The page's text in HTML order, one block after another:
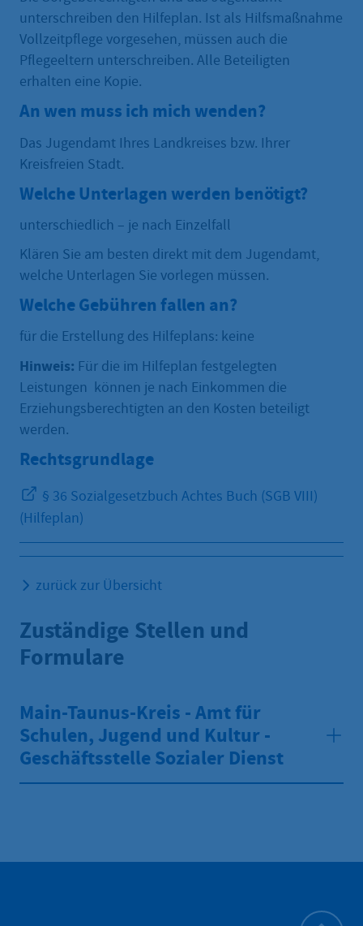
unterschreiben den Hilfeplan. Ist als Hilfsmaßnahme
Vollzeitpflege vorgesehen, müssen auch die
Pflegeeltern unterschreiben. Alle Beteiligten
erhalten eine Kopie.
An wen muss ich mich wenden?
Das Jugendamt Ihres Landkreises bzw. Ihrer
Kreisfreien Stadt.
Welche Unterlagen werden benötigt?
unterschiedlich – je nach Einzelfall
Klären Sie am besten direkt mit dem Jugendamt,
welche Unterlagen Sie vorlegen müssen.
Welche Gebühren fallen an?
für die Erstellung des Hilfeplans: keine
Hinweis: Für die im Hilfeplan festgelegten
Leistungen können je nach Einkommen die
Erziehungsberechtigten an den Kosten beteiligt
werden.
Rechtsgrundlage
§ 36 Sozialgesetzbuch Achtes Buch (SGB VIII)
(Hilfeplan)
zurück zur Übersicht
Zuständige Stellen und
Formulare
Main-Taunus-Kreis - Amt für
Schulen, Jugend und Kultur -
Geschäftsstelle Sozialer Dienst